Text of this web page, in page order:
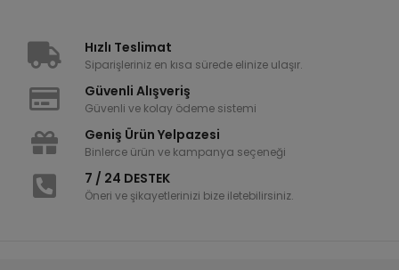
Hızlı Teslimat
Siparişleriniz en kısa sürede elinize ulaşır.
Güvenli Alışveriş
Güvenli ve kolay ödeme sistemi
Geniş Ürün Yelpazesi
Binlerce ürün ve kampanya seçeneği
7 / 24 DESTEK
Öneri ve şikayetlerinizi bize iletebilirsiniz.